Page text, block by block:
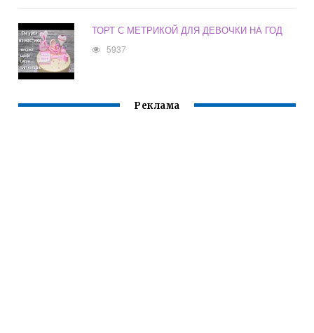
ТОРТ С МЕТРИКОЙ ДЛЯ ДЕВОЧКИ НА ГОД
5937
Реклама